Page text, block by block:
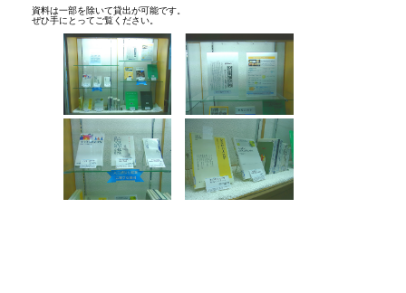
資料は一部を除いて貸出が可能です。
ぜひ手にとってご覧ください。